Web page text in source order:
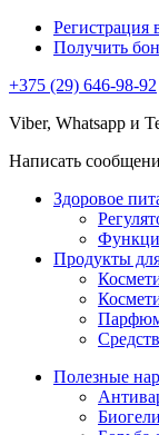
Регистрация
Получить
+375 (29) 646-98-92
Viber, Whatsapp и
Написать
Здоровое
Продукты
Полезные
Биогели